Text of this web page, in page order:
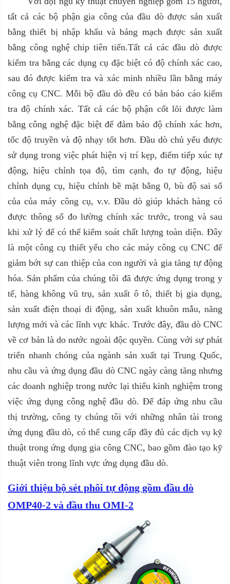
tất cả các bộ phận gia công của đầu dò được sản xuất
bằng thiết bị nhập khẩu và bảng mạch được sản xuất
bằng công nghệ chip tiên tiến.Tất cả các đầu dò được
kiểm tra bằng các dụng cụ đặc biệt có độ chính xác cao,
sau đó được kiểm tra và xác minh nhiều lần bằng máy
công cụ CNC. Mỗi bộ đầu dò đều có bản báo cáo kiểm
tra độ chính xác. Tất cả các bộ phận cốt lõi được làm
bằng công nghệ đặc biệt để đảm bảo độ chính xác hơn,
tốc độ truyền và độ nhạy tốt hơn. Đầu dò chủ yếu được
sử dụng trong việc phát hiện vị trí kẹp, điểm tiếp xúc tự
động, hiệu chỉnh tọa độ, tìm cạnh, đo tự động, hiệu
chỉnh dụng cụ, hiệu chỉnh bề mặt bằng 0, bù độ sai số
của của máy công cụ, v.v. Đầu dò giúp khách hàng có
được thông số đo lường chính xác trước, trong và sau
khi xử lý để có thể kiểm soát chất lượng toàn diện. Đây
là một công cụ thiết yếu cho các máy công cụ CNC để
giảm bớt sự can thiệp của con người và gia tăng tự động
hóa. Sản phẩm của chúng tôi đã được ứng dụng trong y
tế, hàng không vũ trụ, sản xuất ô tô, thiết bị gia dụng,
sản xuất điện thoại di động, sản xuất khuôn mẫu, năng
lượng mới và các lĩnh vực khác. Trước đây, đầu dò CNC
về cơ bản là do nước ngoài độc quyền. Cùng với sự phát
triển nhanh chóng của ngành sản xuất tại Trung Quốc,
nhu cầu và ứng dụng đầu dò CNC ngày càng tăng nhưng
các doanh nghiệp trong nước lại thiếu kinh nghiệm trong
việc ứng dụng công nghệ đầu dò. Để đáp ứng nhu cầu
thị trường, công ty chúng tôi với những nhân tài trong
ứng dụng đầu dò, có thể cung cấp đầy đủ các dịch vụ kỹ
thuật trong ứng dụng gia công CNC, bao gồm đào tạo kỹ
thuật viên trong lĩnh vực ứng dụng đầu dò.
Giới thiệu bộ sét phôi tự động gồm đầu dò
OMP40-2 và đầu thu OMI-2